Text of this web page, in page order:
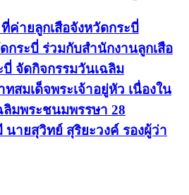
ค่ายลูกเสือจังหวัดกระบี่
กระบี่ ร่วมกับสำนักงานลูกเสือ
จัดกิจกรรมวันเฉลิม
สมเด็จพระเจ้าอยู่หัว เนื่องใน
มพระชนมพรรษา 28
นายสุวิทย์ สุริยะวงค์ รองผู้ว่า